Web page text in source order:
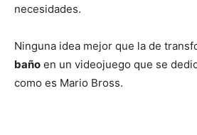
necesidades.
Ninguna idea mejor que la de
baño en un videojuego que se
como es Mario Bross.